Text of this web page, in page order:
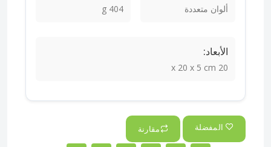
ألوان متعددة 404 g
الأبعاد:
20 x 20 x 5 cm
المفضلة مقارنة